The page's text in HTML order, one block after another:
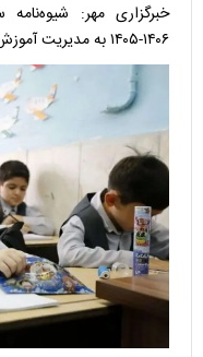
خبرگزاری مهر:
۱۴۰۶-۱۴۰۵ به مدیریت آموزش وپرورش شهرستان‌ها ابلاغ شد.